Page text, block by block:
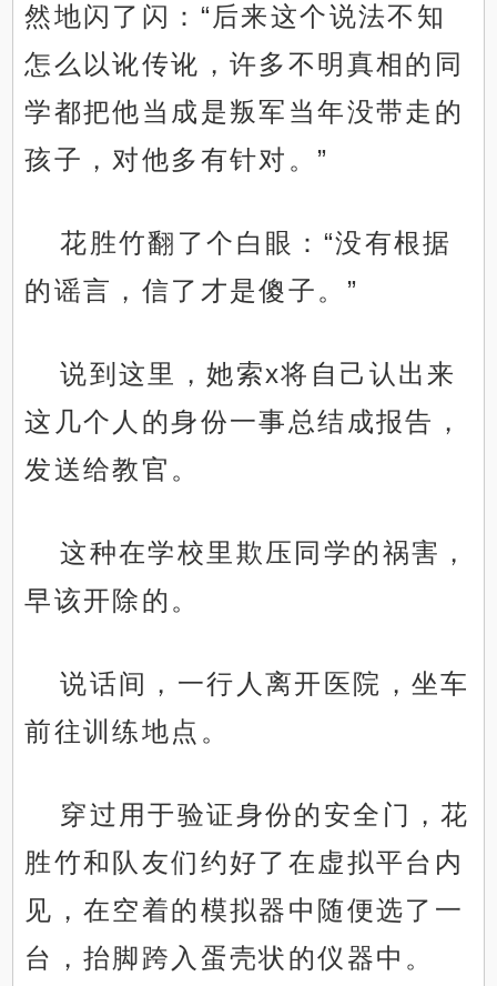
然地闪了闪：“后来这个说法不知
怎么以讹传讹，许多不明真相的同
学都把他当成是叛军当年没带走的
孩子，对他多有针对。”
花胜竹翻了个白眼：“没有根据
的谣言，信了才是傻子。”
说到这里，她索x将自己认出来
这几个人的身份一事总结成报告，
发送给教官。
这种在学校里欺压同学的祸害，
早该开除的。
说话间，一行人离开医院，坐车
前往训练地点。
穿过用于验证身份的安全门，花
胜竹和队友们约好了在虚拟平台内
见，在空着的模拟器中随便选了一
台，抬脚跨入蛋壳状的仪器中。